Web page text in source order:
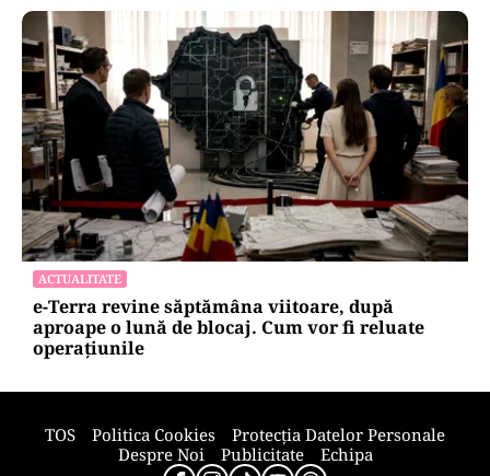
ENERGIE
Dunărea seacă, Cernavodă se apropie de
oprirea totală. Guvernul a trimis o alertă
Comisiei Europene